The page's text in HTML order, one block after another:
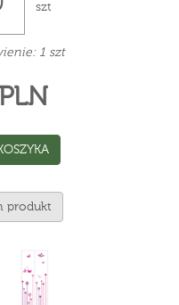
szt
1 szt
produkt